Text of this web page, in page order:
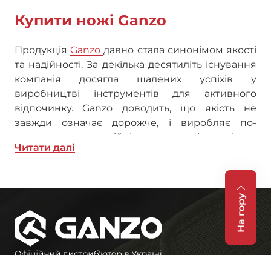
Купити ножі Ganzo
ПродукціяGanzoдавно стала синонімом якості
та надійності. За декілька десятиліть існування
компанія досягла шалених успіхів у
виробництві інструментів для активного
відпочинку. Ganzo доводить, що якість не
завжди означає дорожче, і виробляє по-
справжньому надійні туристичні ножі за
доступними цінами. Це пояснює той факт, що
Ножі Ganzo будуть до вподоби тим, хто жадає
купити якісний ніж, міцний та красивий ніж,
але не бажає витрачати багато грошей. В
Читати далi
На гору